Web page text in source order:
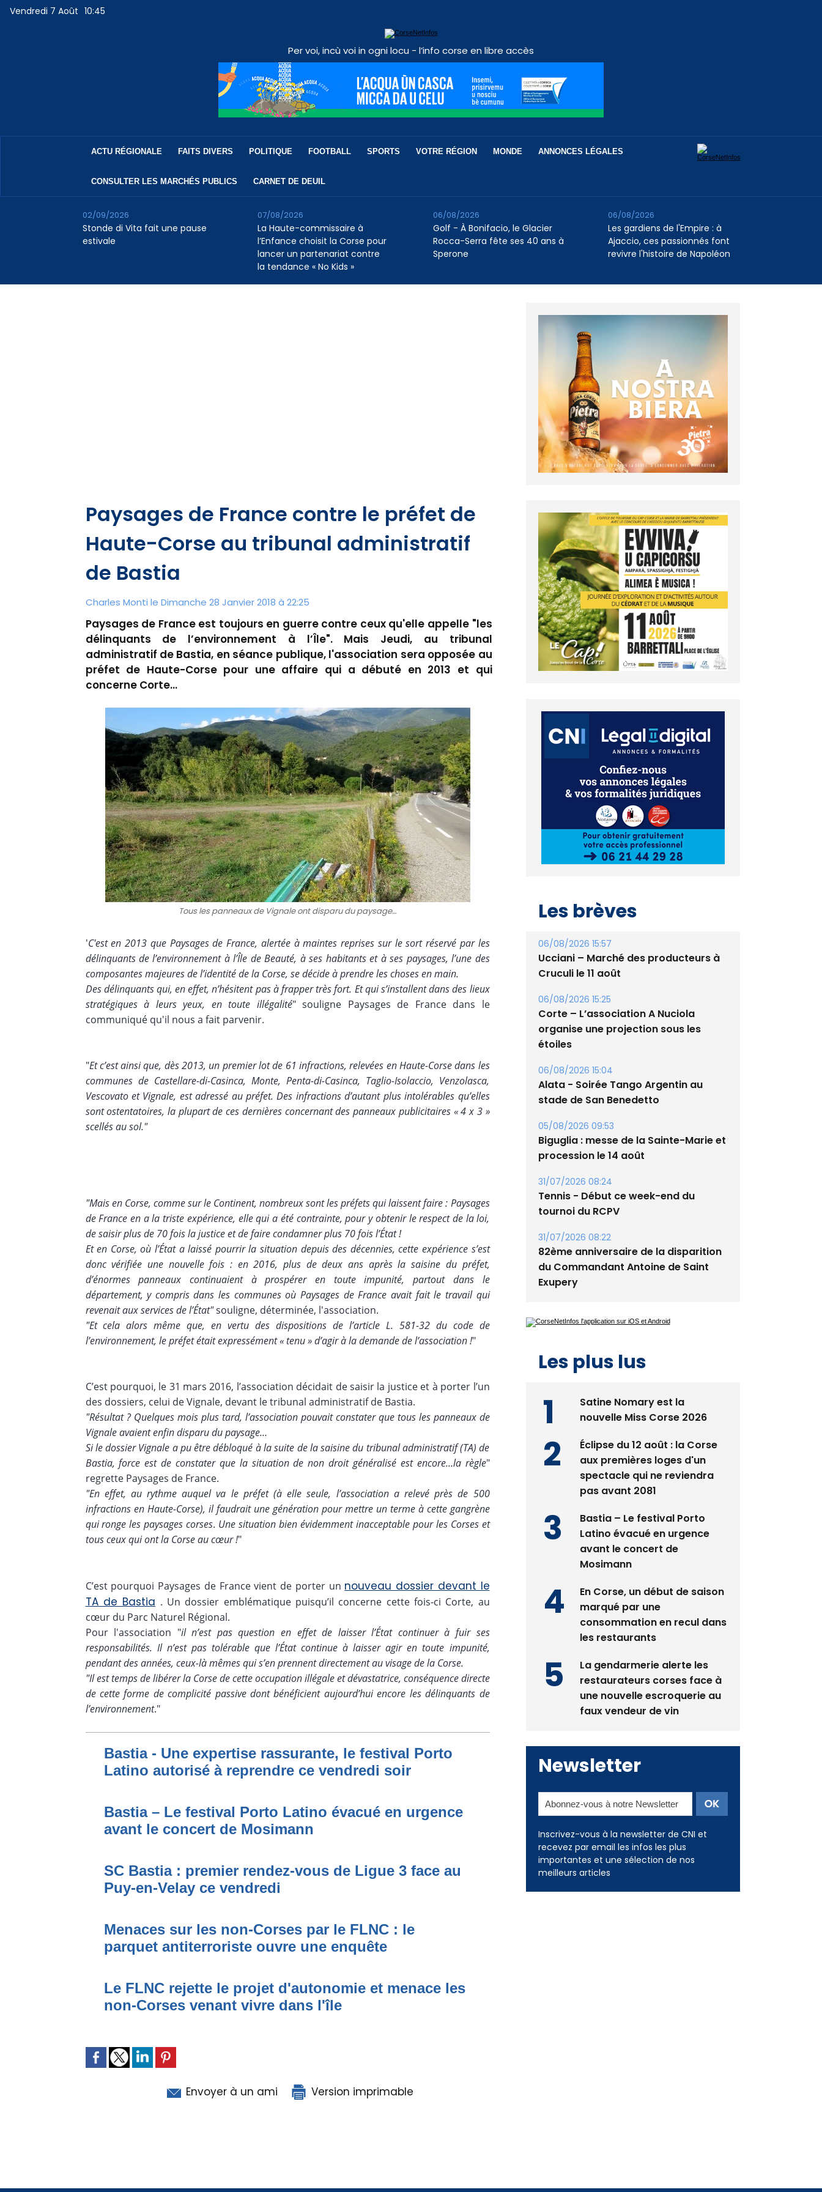
Vendredi 7 Août 10:45
Per voi, incù voi in ogni locu - l’info corse en libre accès
ACTU RÉGIONALE FAITS DIVERS POLITIQUE FOOTBALL SPORTS VOTRE RÉGION MONDE ANNONCES LÉGALES
CONSULTER LES MARCHÉS PUBLICS CARNET DE DEUIL
Stonde di Vita fait une pause
estivale
02/09/2026
La Haute-commissaire à
l’Enfance choisit la Corse pour
lancer un partenariat contre
la tendance « No Kids »
07/08/2026
Golf - À Bonifacio, le Glacier
Rocca-Serra fête ses 40 ans à
Sperone
06/08/2026
Les gardiens de l'Empire : à
Ajaccio, ces passionnés font
revivre l'histoire de Napoléon
06/08/2026
Paysages de France contre le préfet de
Haute-Corse au tribunal administratif
de Bastia
Charles Monti le Dimanche 28 Janvier 2018 à 22:25
Paysages de France est toujours en guerre contre ceux qu'elle appelle "les
délinquants de l’environnement à l’Île". Mais Jeudi, au tribunal
administratif de Bastia, en séance publique, l'association sera opposée au
préfet de Haute-Corse pour une affaire qui a débuté en 2013 et qui
concerne Corte...
Tous les panneaux de Vignale ont disparu du paysage…
'C'est en 2013 que Paysages de France, alertée à maintes reprises sur le sort réservé par les
délinquants de l’environnement à l’Île de Beauté, à ses habitants et à ses paysages, l’une des
composantes majeures de l’identité de la Corse, se décide à prendre les choses en main.
Des délinquants qui, en effet, n’hésitent pas à frapper très fort. Et qui s’installent dans des lieux
stratégiques à leurs yeux, en toute illégalité" souligne Paysages de France dans le
communiqué qu'il nous a fait parvenir.
"Et c’est ainsi que, dès 2013, un premier lot de 61 infractions, relevées en Haute-Corse dans les
communes de Castellare-di-Casinca, Monte, Penta-di-Casinca, Taglio-Isolaccio, Venzolasca,
Vescovato et Vignale, est adressé au préfet. Des infractions d’autant plus intolérables qu’elles
sont ostentatoires, la plupart de ces dernières concernant des panneaux publicitaires « 4 x 3 »
scellés au sol."
"Mais en Corse, comme sur le Continent, nombreux sont les préfets qui laissent faire : Paysages
de France en a la triste expérience, elle qui a été contrainte, pour y obtenir le respect de la loi,
de saisir plus de 70 fois la justice et de faire condamner plus 70 fois l’État !
Et en Corse, où l’État a laissé pourrir la situation depuis des décennies, cette expérience s’est
donc vérifiée une nouvelle fois : en 2016, plus de deux ans après la saisine du préfet,
d’énormes panneaux continuaient à prospérer en toute impunité, partout dans le
département, y compris dans les communes où Paysages de France avait fait le travail qui
revenait aux services de l’État"souligne, déterminée, l'association.
"Et cela alors même que, en vertu des dispositions de l’article L. 581-32 du code de
l’environnement, le préfet était expressément « tenu » d’agir à la demande de l’association !"
C’est pourquoi, le 31 mars 2016, l’association décidait de saisir la justice et à porter l’un
des dossiers, celui de Vignale, devant le tribunal administratif de Bastia.
"Résultat ? Quelques mois plus tard, l’association pouvait constater que tous les panneaux de
Vignale avaient enfin disparu du paysage…
Si le dossier Vignale a pu être débloqué à la suite de la saisine du tribunal administratif (TA) de
Bastia, force est de constater que la situation de non droit généralisé est encore…la règle"
regrette Paysages de France.
"En effet, au rythme auquel va le préfet (à elle seule, l’association a relevé près de 500
infractions en Haute-Corse), il faudrait une génération pour mettre un terme à cette gangrène
qui ronge les paysages corses. Une situation bien évidemment inacceptable pour les Corses et
tous ceux qui ont la Corse au cœur !"
C’est pourquoi Paysages de France vient de porter un nouveau dossier devant le
TA de Bastia . Un dossier emblématique puisqu’il concerne cette fois-ci Corte, au
cœur du Parc Naturel Régional.
Pour l'association "il n’est pas question en effet de laisser l’État continuer à fuir ses
responsabilités. Il n’est pas tolérable que l’État continue à laisser agir en toute impunité,
pendant des années, ceux-là mêmes qui s’en prennent directement au visage de la Corse.
"Il est temps de libérer la Corse de cette occupation illégale et dévastatrice, conséquence directe
de cette forme de complicité passive dont bénéficient aujourd’hui encore les délinquants de
l’environnement."
Bastia - Une expertise rassurante, le festival Porto
Latino autorisé à reprendre ce vendredi soir
Bastia – Le festival Porto Latino évacué en urgence
avant le concert de Mosimann
SC Bastia : premier rendez-vous de Ligue 3 face au
Puy-en-Velay ce vendredi
Menaces sur les non-Corses par le FLNC : le
parquet antiterroriste ouvre une enquête
Le FLNC rejette le projet d'autonomie et menace les
non-Corses venant vivre dans l'île
Envoyer à un ami Version imprimable
06/08/2026 15:57
Cruculi le 11 août
06/08/2026 15:25
organise une projection sous les
étoiles
06/08/2026 15:04
stade de San Benedetto
05/08/2026 09:53
procession le 14 août
31/07/2026 08:24
tournoi du RCPV
31/07/2026 08:22
du Commandant Antoine de Saint
Exupery
Éclipse du 12 août : la Corse
spectacle qui ne reviendra
pas avant 2081
Bastia – Le festival Porto
avant le concert de
Mosimann
En Corse, un début de saison
consommation en recul dans
les restaurants
La gendarmerie alerte les
une nouvelle escroquerie au
faux vendeur de vin
Inscrivez-vous à la newsletter de CNI et
recevez par email les infos les plus
importantes et une sélection de nos
meilleurs articles